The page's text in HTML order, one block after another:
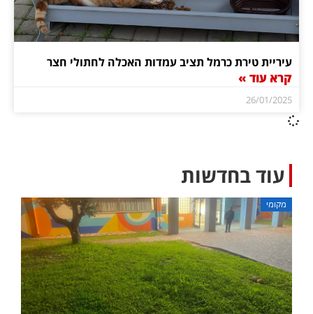
עיריית טירת כרמל תציב עמדות האכלה לחתולי חצר
קרא עוד »
26/01/2025
עוד בחדשות
מקומי